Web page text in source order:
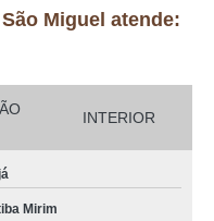
Miguel atende:
INTERIOR
Mirim